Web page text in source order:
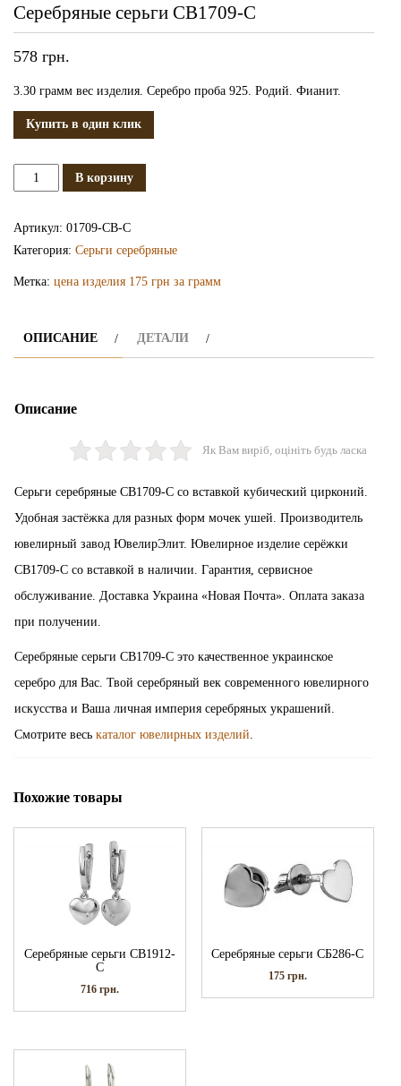
Серебряные серьги СВ1709-С
578 грн.
3.30 грамм вес изделия. Серебро проба 925. Родий. Фианит.
Купить в один клик
КоличествоВ корзину
Артикул: 01709-СВ-С
Категория: Серьги серебряные
Метка: цена изделия 175 грн за грамм
ОПИСАНИЕ ДЕТАЛИ
Описание
Як Вам виріб, оцініть будь ласка
Серьги серебряные СВ1709-С со вставкой кубический цирконий.
Удобная застёжка для разных форм мочек ушей. Производитель
ювелирный завод ЮвелирЭлит. Ювелирное изделие серёжки
СВ1709-С со вставкой в наличии. Гарантия, сервисное
обслуживание. Доставка Украина «Новая Почта». Оплата заказа
при получении.
Серебряные серьги СВ1709-С это качественное украинское
серебро для Вас. Твой серебряный век современного ювелирного
искусства и Ваша личная империя серебряных украшений.
Смотрите весь каталог ювелирных изделий
Похожие товары
Серебряные серьги СВ1912-
С
716грн.
Серебряные серьги СБ286-С
175 грн.